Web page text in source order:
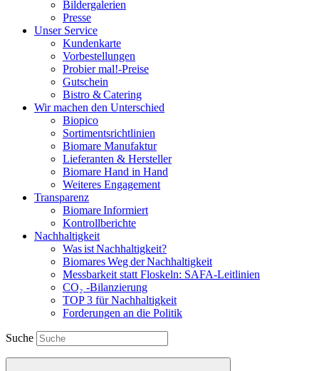
Bildergalerien
Presse
Unser Service
Kundenkarte
Vorbestellungen
Probier mal!-Preise
Gutschein
Bistro & Catering
Wir machen den Unterschied
Biopico
Sortimentsrichtlinien
Biomare Manufaktur
Lieferanten & Hersteller
Biomare Hand in Hand
Weiteres Engagement
Transparenz
Biomare Informiert
Kontrollberichte
Nachhaltigkeit
Was ist Nachhaltigkeit?
Biomares Weg der Nachhaltigkeit
Messbarkeit statt Floskeln: SAFA-Leitlinien
CO₂ -Bilanzierung
TOP 3 für Nachhaltigkeit
Forderungen an die Politik
Suche